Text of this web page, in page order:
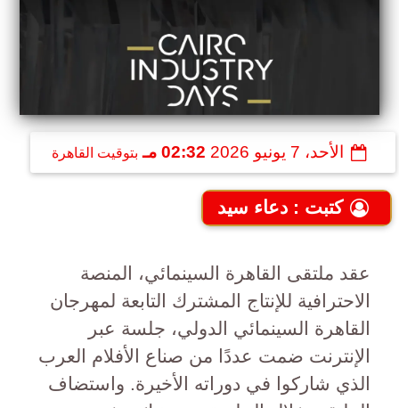
الأحد، 7 يونيو 2026 02:32 مـ بتوقيت القاهرة
كتبت : دعاء سيد
عقد ملتقى القاهرة السينمائي، المنصة
الاحترافية للإنتاج المشترك التابعة لمهرجان
القاهرة السينمائي الدولي، جلسة عبر
الإنترنت ضمت عددًا من صناع الأفلام العرب
الذي شاركوا في دوراته الأخيرة. واستضاف